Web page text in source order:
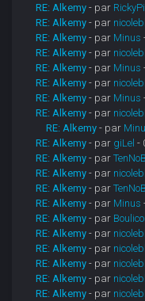
RE: Alkemy - par
RE: Alkemy - par
RE: Alkemy - par Minus
RE: Alkemy - par
RE: Alkemy - par Minus
RE: Alkemy - par
RE: Alkemy - par Minus
RE: Alkemy - par
RE: Alkemy - par
RE: Alkemy - par giLel -
RE: Alkemy - par
RE: Alkemy - par
RE: Alkemy - par
RE: Alkemy - par Minus
RE: Alkemy - par
RE: Alkemy - par
RE: Alkemy - par
RE: Alkemy - par
RE: Alkemy - par
RE: Alkemy - par